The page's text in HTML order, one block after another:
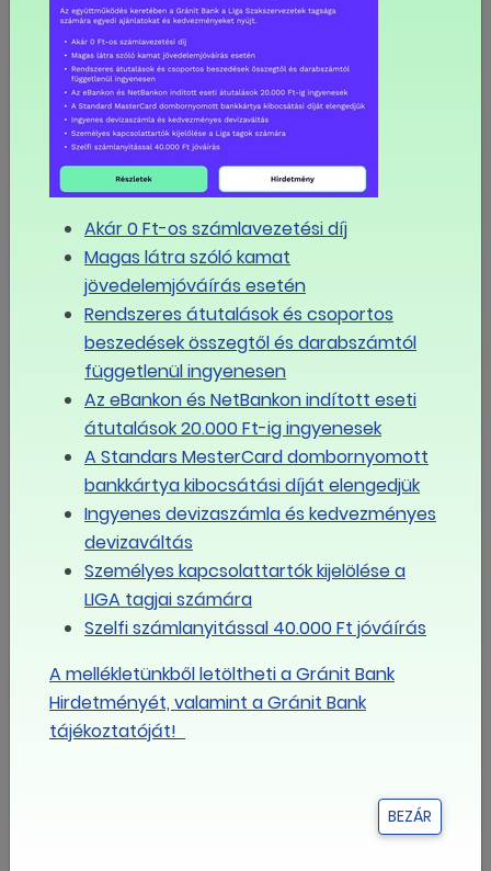
A képzés egésze egy olyan
kollektív tanulási térként
működött, amelyben a résztvevők
nyitottsága, befogadása és
egymás iránti tisztelete
meghatározó szerepet játszott. A
feladatok tanulóközpontúak és
amelyek egy transznacionális,
multikulturális környezetben
valósultak meg. A társadalmi
sokszínűségből fakadó eltérő
tapasztalatok nem akadályt,
hanem erőforrást jelentettek a
közös fejlődés során. A training
nyelve Angol és francia volt
szinkron tolmácsok segítségével
biztosítva a nyelvek közötti hídat.
Az ETT1 képzést a franciaországi
Lille-i Egyetem akkreditálta. Az
ETT1 programban való részvétel
nemcsak szakmai fejlődést
adott arra is, hogy európai szinten
építsünk kapcsolatokat,
megismerjük más országok
Akár 0 Ft-os számlavezetési díj
Magas látra szóló kamat
jövedelemjóváírás esetén
Rendszeres átutalások és csoportos
beszedések összegtől és darabszámtól
függetlenül ingyenesen
Az eBankon és NetBankon indított eseti
átutalások 20.000 Ft-ig ingyenesek
A Standars MesterCard dombornyomott
bankkártya kibocsátási díját elengedjük
Ingyenes devizaszámla és kedvezményes
devizaváltás
Személyes kapcsolattartók kijelölése a
LIGA tagjai számára
Szelfi számlanyitással 40.000 Ft jóváírás
A mellékletünkből letöltheti a Gránit Bank
Hirdetményét, valamint a Gránit Bank
tájékoztatóját!
BEZÁR